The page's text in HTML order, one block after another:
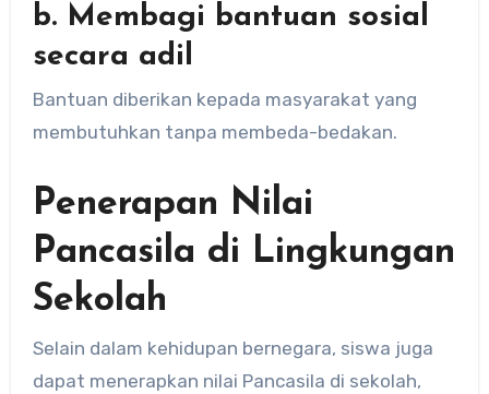
b. Membagi bantuan sosial
secara adil
Bantuan diberikan kepada masyarakat yang
membutuhkan tanpa membeda-bedakan.
Penerapan Nilai
Pancasila di Lingkungan
Sekolah
Selain dalam kehidupan bernegara, siswa juga
dapat menerapkan nilai Pancasila di sekolah,